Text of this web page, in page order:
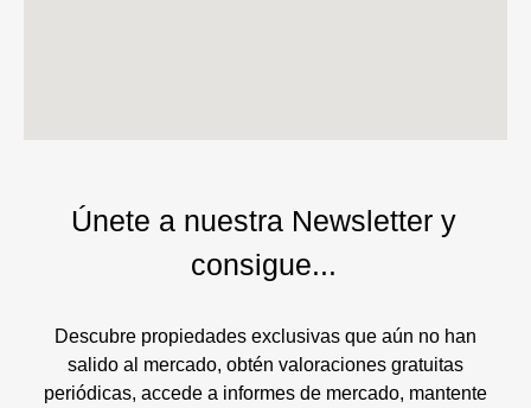
Únete a nuestra Newsletter y
consigue...
Descubre propiedades exclusivas que aún no han
salido al mercado, obtén valoraciones gratuitas
periódicas, accede a informes de mercado, mantente